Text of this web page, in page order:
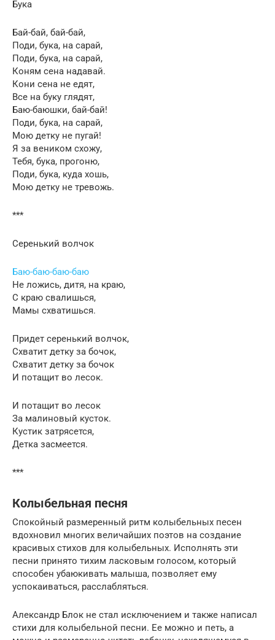
Бука
Бай-бай, бай-бай,
Поди, бука, на сарай,
Поди, бука, на сарай,
Коням сена надавай.
Кони сена не едят,
Все на буку глядят,
Баю-баюшки, бай-бай!
Поди, бука, на сарай,
Мою детку не пугай!
Я за веником схожу,
Тебя, бука, прогоню,
Поди, бука, куда хошь,
Мою детку не тревожь.
***
Серенький волчок
Баю-баю-баю-баю
Не ложись, дитя, на краю,
С краю свалишься,
Мамы схватишься.
Придет серенький волчок,
Схватит детку за бочок,
Схватит детку за бочок
И потащит во лесок.
И потащит во лесок
За малиновый кусток.
Кустик затрясется,
Детка засмеется.
***
Колыбельная песня
Спокойный размеренный ритм колыбельных песен
вдохновил многих величайших поэтов на создание
красивых стихов для колыбельных. Исполнять эти
песни принято тихим ласковым голосом, который
способен убаюкивать малыша, позволяет ему
успокаиваться, расслабляться.
Александр Блок не стал исключением и также написал
стихи для колыбельной песни. Ее можно и петь, а